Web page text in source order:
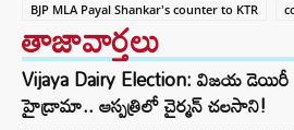
BJP MLA Payal Shankar's counter to KTR
తాజావార్తలు
Vijaya Dairy Election: విజయ
హైడ్రామా.. ఆస్పత్రిలో చైర్మన్ చలసాని!